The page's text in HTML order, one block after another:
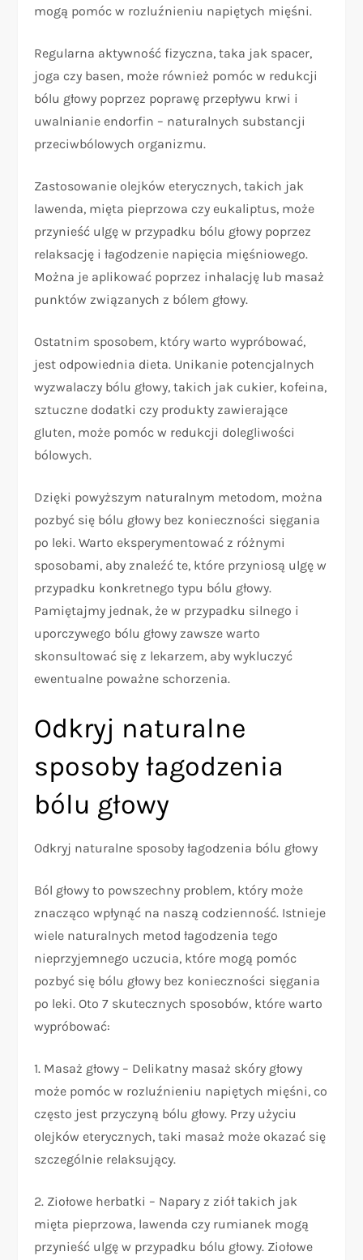
mogą pomóc w rozluźnieniu napiętych mięśni.
Regularna aktywność fizyczna, taka jak spacer,
joga czy basen, może również pomóc w redukcji
bólu głowy poprzez poprawę przepływu krwi i
uwalnianie endorfin – naturalnych substancji
przeciwbólowych organizmu.
Zastosowanie olejków eterycznych, takich jak
lawenda, mięta pieprzowa czy eukaliptus, może
przynieść ulgę w przypadku bólu głowy poprzez
relaksację i łagodzenie napięcia mięśniowego.
Można je aplikować poprzez inhalację lub masaż
punktów związanych z bólem głowy.
Ostatnim sposobem, który warto wypróbować,
jest odpowiednia dieta. Unikanie potencjalnych
wyzwalaczy bólu głowy, takich jak cukier, kofeina,
sztuczne dodatki czy produkty zawierające
gluten, może pomóc w redukcji dolegliwości
bólowych.
Dzięki powyższym naturalnym metodom, można
pozbyć się bólu głowy bez konieczności sięgania
po leki. Warto eksperymentować z różnymi
sposobami, aby znaleźć te, które przyniosą ulgę w
przypadku konkretnego typu bólu głowy.
Pamiętajmy jednak, że w przypadku silnego i
uporczywego bólu głowy zawsze warto
skonsultować się z lekarzem, aby wykluczyć
ewentualne poważne schorzenia.
Odkryj naturalne
sposoby łagodzenia
bólu głowy
Odkryj naturalne sposoby łagodzenia bólu głowy
Ból głowy to powszechny problem, który może
znacząco wpłynąć na naszą codzienność. Istnieje
wiele naturalnych metod łagodzenia tego
nieprzyjemnego uczucia, które mogą pomóc
pozbyć się bólu głowy bez konieczności sięgania
po leki. Oto 7 skutecznych sposobów, które warto
wypróbować:
1. Masaż głowy – Delikatny masaż skóry głowy
może pomóc w rozluźnieniu napiętych mięśni, co
często jest przyczyną bólu głowy. Przy użyciu
olejków eterycznych, taki masaż może okazać się
szczególnie relaksujący.
2. Ziołowe herbatki – Napary z ziół takich jak
mięta pieprzowa, lawenda czy rumianek mogą
przynieść ulgę w przypadku bólu głowy. Ziołowe